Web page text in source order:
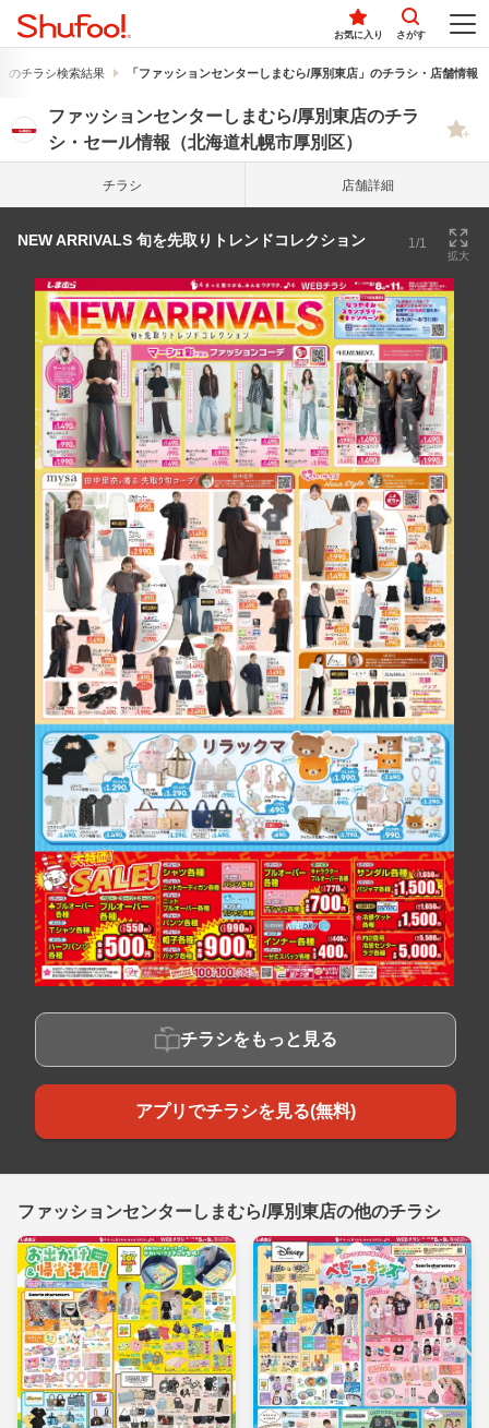
お気に入り さがす
のチラシ検索結果 「ファッションセンターしまむら/厚別東店」のチラシ・店舗情報
ファッションセンターしまむら/厚別東店のチラ
シ・セール情報（北海道札幌市厚別区）
チラシ 店舗詳細
NEW ARRIVALS 旬を先取りトレンドコレクション 1/1
拡大
チラシをもっと見る
アプリでチラシを見る(無料)
ファッションセンターしまむら/厚別東店の他のチラシ